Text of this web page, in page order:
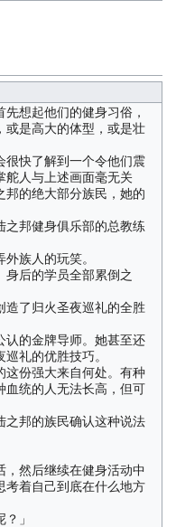
想起他们的健身习俗，
或是高大的体型，或是壮
很快了解到一个令他们震
人与上述画面毫无关
邦的绝大部分族民，她的
之邦健身俱乐部的总教练
族人的玩笑。
身后的学员全部累倒之
造了归火圣夜巡礼的全胜
认的金牌导师。她甚至还
礼的优胜技巧。
这份强大来自何处。有种
血统的人无法长高，但可
之邦的族民确认这种说法
，然后继续在健身活动中
考着自己到底在什么地方
」